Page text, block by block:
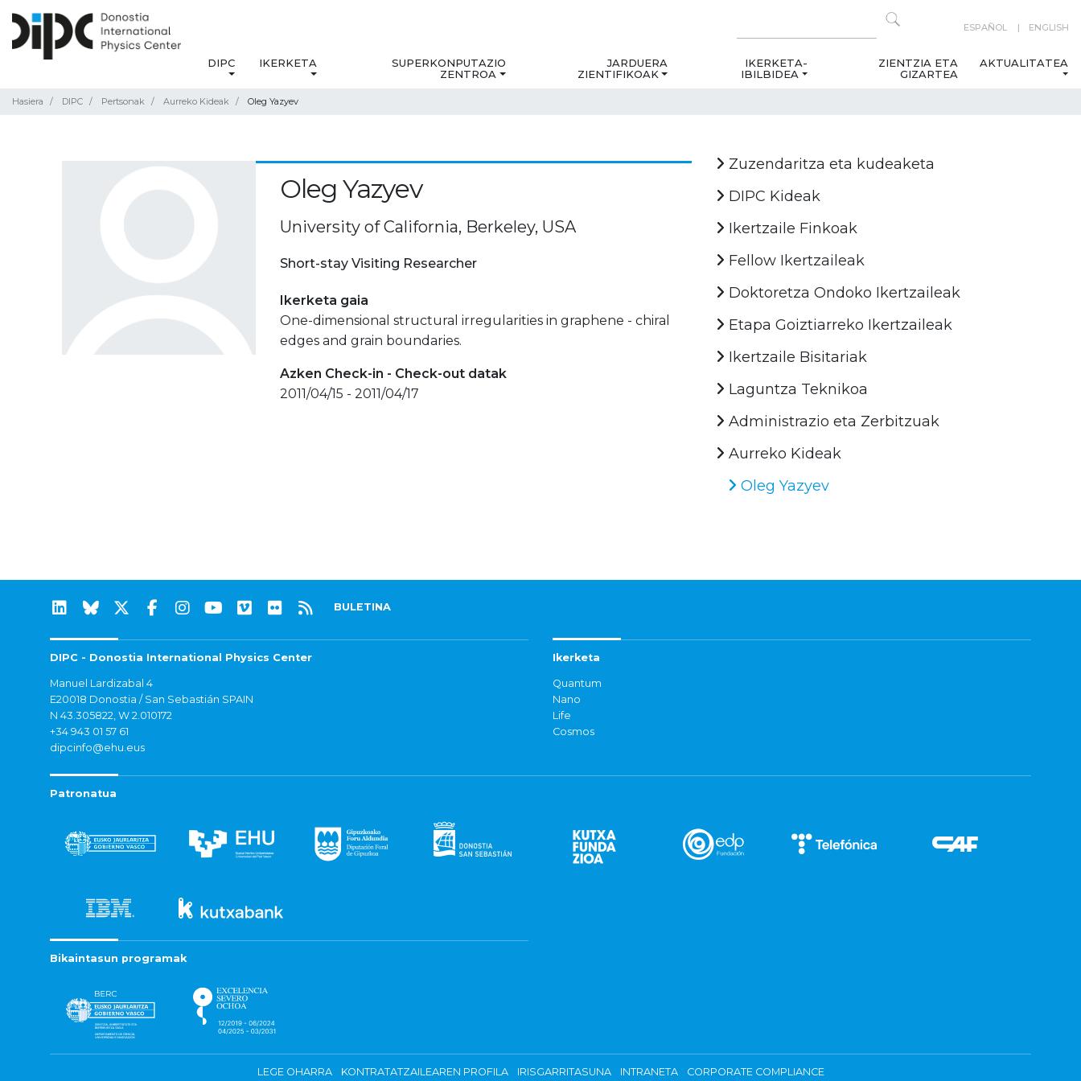
ESPAÑOL ENGLISH
DIPC IKERKETA
SUPERKONPUTAZIO
ZENTROA
JARDUERA
ZIENTIFIKOAK
IKERKETA-
IBILBIDEA
ZIENTZIA ETA
GIZARTEA
AKTUALITATEA
Hasiera DIPC Pertsonak Aurreko Kideak Oleg Yazyev
Oleg Yazyev
University of California, Berkeley, USA
Short-stay Visiting Researcher
Ikerketa gaia
One-dimensional structural irregularities in graphene - chiral
edges and grain boundaries.
Azken Check-in - Check-out datak
2011/04/15 - 2011/04/17
Zuzendaritza eta kudeaketa
DIPC Kideak
Ikertzaile Finkoak
Fellow Ikertzaileak
Doktoretza Ondoko Ikertzaileak
Etapa Goiztiarreko Ikertzaileak
Ikertzaile Bisitariak
Laguntza Teknikoa
Administrazio eta Zerbitzuak
Aurreko Kideak
Oleg Yazyev
BULETINA
DIPC - Donostia International Physics Center
Manuel Lardizabal 4
E20018 Donostia / San Sebastián SPAIN
N 43.305822, W 2.010172
+34 943 01 57 61
dipcinfo@ehu.eus
Ikerketa
Quantum
Nano
Life
Cosmos
Patronatua
Bikaintasun programak
LEGE OHARRA KONTRATATZAILEAREN PROFILA IRISGARRITASUNA INTRANETA CORPORATE COMPLIANCE